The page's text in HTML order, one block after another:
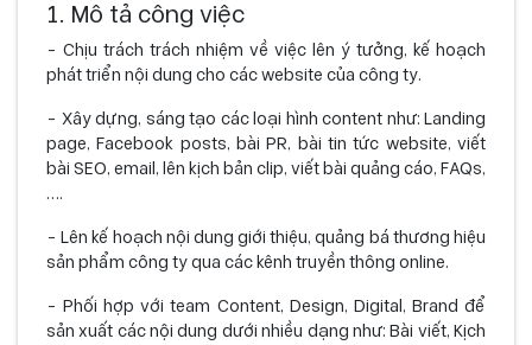
1. Mô tả công việc
- Chịu trách trách nhiệm về việc lên ý tưởng, kế hoạch
phát triển nội dung cho các website của công ty.
- Xây dựng, sáng tạo các loại hình content như: Landing
page, Facebook posts, bài PR, bài tin tức website, viết
bài SEO, email, lên kịch bản clip, viết bài quảng cáo, FAQs,
….
- Lên kế hoạch nội dung giới thiệu, quảng bá thương hiệu
sản phẩm công ty qua các kênh truyền thông online.
- Phối hợp với team Content, Design, Digital, Brand để
sản xuất các nội dung dưới nhiều dạng như: Bài viết, Kịch